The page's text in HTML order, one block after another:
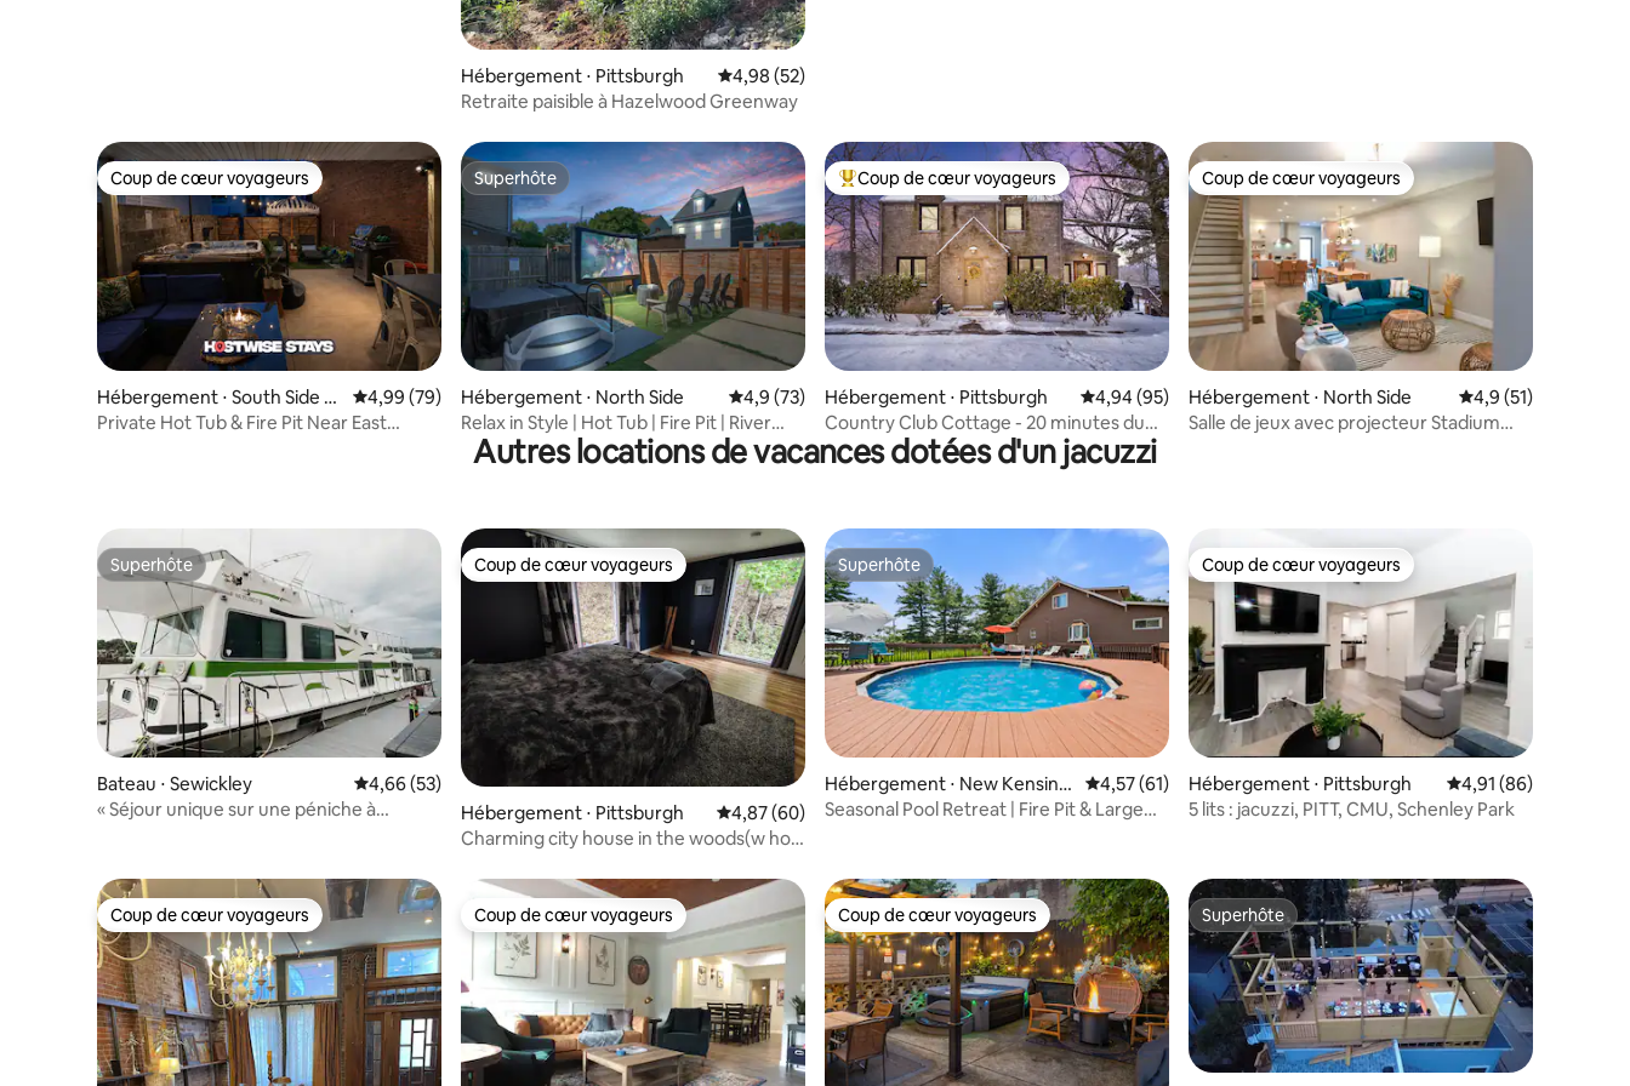
Hébergement ⋅ Pittsburgh Évaluation moyenne sur la base de 52 commentaires : 4,98 sur 5
4,98 (52)
Retraite paisible à Hazelwood Greenway
Coup de cœur voyageurs
Coup de cœur voyageurs
Hébergement ⋅ South Side Fl
ats
Évaluation moyenne sur la base de 79 commentaires : 4,99 sur 5
4,99 (79)
Private Hot Tub & Fire Pit Near East
Superhôte
Superhôte
Hébergement ⋅ North Side Évaluation moyenne sur la base de 73 commentaires : 4,9 sur 5
4,9 (73)
Relax in Style | Hot Tub | Fire Pit | River
Views
Coups de cœur voyageurs les plus appréciés
Coup de cœur voyageurs
Hébergement ⋅ Pittsburgh Évaluation moyenne sur la base de 95 commentaires : 4,94 sur 5
4,94 (95)
Country Club Cottage - 20 minutes du
centre-ville
Coup de cœur voyageurs
Coup de cœur voyageurs
Hébergement ⋅ North Side Évaluation
4,9 (51)
Salle de jeux avec projecteur Stadium
Autres locations de vacances dotées d'un jacuzzi
Superhôte
Superhôte
Bateau ⋅ Sewickley Évaluation moyenne sur la base de 53 commentaires : 4,66 sur 5
4,66 (53)
« Séjour unique sur une péniche à
Coup de cœur voyageurs
Coup de cœur voyageurs
Hébergement ⋅ Pittsburgh Évaluation moyenne sur la base de 60 commentaires : 4,87 sur 5
4,87 (60)
Charming city house in the woods(w hot
Superhôte
Superhôte
Hébergement ⋅ New Kensing
ton
Évaluation moyenne sur la base de 61 commentaires : 4,57 sur 5
4,57 (61)
Seasonal Pool Retreat | Fire Pit & Large
Coup de cœur voyageurs
Coup de cœur voyageurs
Hébergement ⋅ Pittsburgh Évaluation moyenne
4,91 (86)
5 lits : jacuzzi, PITT, CMU, Schenley Park
Coup de cœur voyageurs
Coup de cœur voyageurs Coup de cœur voyageurs
Coup de cœur voyageurs Coup de cœur voyageurs
Coup de cœur voyageurs Superhôte
Superhôte